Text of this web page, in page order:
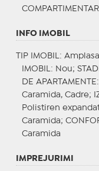
INFO IMOBIL
TIP IMOBIL :
IMOBIL : Nou;
DE APARTAMENTE
Caramida, Cadre;
Polistiren
Caramida;
Caramida
IMPREJURIMI